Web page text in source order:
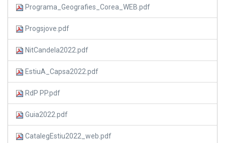
Programa_Geografies_Corea_WEB.pdf
Progsjove.pdf
NitCandela2022.pdf
EstiuA_Capsa2022.pdf
RdP PP.pdf
Guia2022.pdf
CatalegEstiu2022_web.pdf